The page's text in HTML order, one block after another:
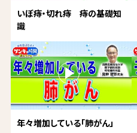
いぼ痔・切れ痔 痔の基礎知
識
年々増加している「肺がん」